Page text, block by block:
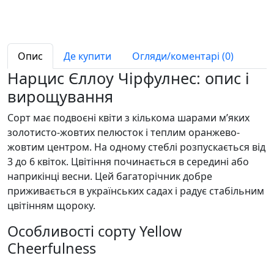
Опис Де купити Огляди/коментарі (0)
Нарцис Єллоу Чірфулнес: опис і
вирощування
Сорт має подвоєні квіти з кількома шарами м’яких
золотисто-жовтих пелюсток і теплим оранжево-
жовтим центром. На одному стеблі розпускається від
3 до 6 квіток. Цвітіння починається в середині або
наприкінці весни. Цей багаторічник добре
приживається в українських садах і радує стабільним
цвітінням щороку.
Особливості сорту Yellow
Cheerfulness